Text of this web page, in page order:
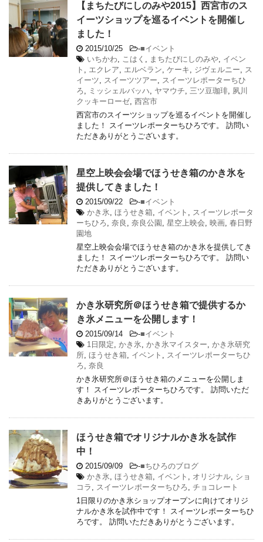
【まちたびにしのみや2015】西宮市のス
イーツショップを巡るイベントを開催し
ました！
2015/10/25 -■イベント
いちかわ, こはく , まちたびにしのみや, イベン
ト , エクレア, エルベラン, ケーキ, ジヴェルニー, ス
イーツ, スイーツツアー, スイーツレポーターちひ
ろ , ミッシェルバッハ, ヤマウチ, 三ツ豆珈琲, 夙川
クッキーローゼ, 西宮市
西宮市のスイーツショップを巡るイベントを開催し
ました！ スイーツレポーターちひろです。 訪問い
ただきありがとうございます。
星空上映会会場でほうせき箱のかき氷を
提供してきました！
2015/09/22 -■イベント
かき氷, ほうせき箱, イベント , スイーツレポータ
ーちひろ , 奈良 , 奈良公園 , 星空上映会, 映画, 春日野
園地
星空上映会会場でほうせき箱のかき氷を提供してき
ました！ スイーツレポーターちひろです。 訪問い
ただきありがとうございます。
かき氷研究所＠ほうせき箱で提供するか
き氷メニューを公開します！
2015/09/14 -■イベント
1日限定, かき氷, かき氷マイスター, かき氷研究
所, ほうせき箱, イベント , スイーツレポーターちひ
ろ , 奈良
かき氷研究所＠ほうせき箱のメニューを公開しま
す！ スイーツレポーターちひろです。 訪問いただ
きありがとうございます。
ほうせき箱でオリジナルかき氷を試作
中！
2015/09/09 -■ちひろのブログ
かき氷, ほうせき箱, イベント , オリジナル, ショ
コラ , スイーツレポーターちひろ , チョコレート
1日限りのかき氷ショップオープンに向けてオリジ
ナルかき氷を試作中です！ スイーツレポーターちひ
ろです。 訪問いただきありがとうございます。